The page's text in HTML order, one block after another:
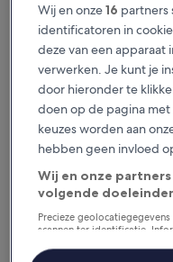
Redenen
Wij en onze16 partners
identificatoren in
deze van een apparaat
verwerken. Je kunt je
door hieronder te
doen op de pagina
keuzes worden aan
hebben geen invloed
Wij en onze
volgende
Precieze
scannen ter identificatie.
contentmetingen,